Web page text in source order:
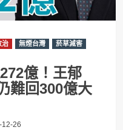
治 無煙台灣
菸草減害
億！王郁
難回300億大
26